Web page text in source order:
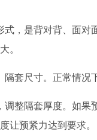
式，是背对背、面
。
套尺寸。正常情况
调整隔套厚度。如
让预紧力达到要求。